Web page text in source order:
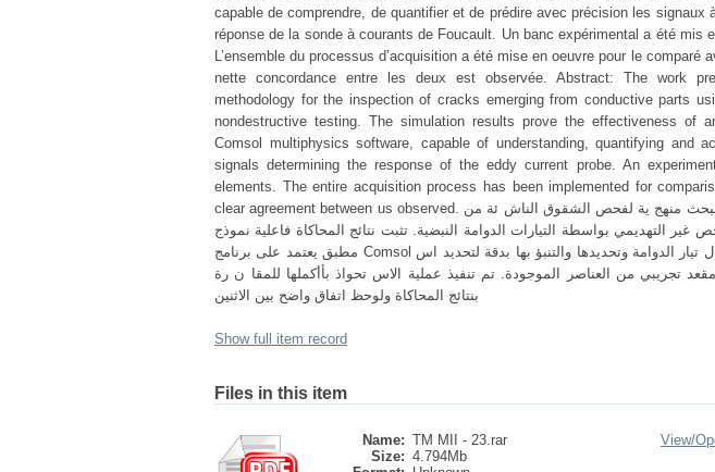
capable de comprendre, de quantifier et de prédire avec précision les signaux
réponse de la sonde à courants de Foucault. Un banc expérimental a été mis
L’ensemble du processus d’acquisition a été mise en oeuvre pour le
nette concordance entre les deux est observée. Abstract: The work
methodology for the inspection of cracks emerging from conductive parts
nondestructive testing. The simulation results prove the effectiveness of
Comsol multiphysics software, capable of understanding, quantifying and
signals determining the response of the eddy current probe. An
elements. The entire acquisition process has been implemented for
clear agreement between us observed. الملخص يتناول العمل المقدم في هذه البحث منهج ية لفحص الشقوق الناش ئة من
غير التهديمي بواسطة التيارات الدوامة النبضية. تثبت نتائج المحاكاة فاعلية نموذج
مطبق يعتمد على برنامج Comsol متعدد الفيزياء ، قادر على فهم اشارات ال تيار الدوامة وتحديدها والتنبؤ بها بدقة لتحديد اس
تجريبي من العناصر الموجودة. تم تنفيذ عملية الاس تحواذ بأأكملها للمقا ن رة
بنتائج المحاكاة ولوحظ اتفاق واضح بين الاثنين
Show full item record
Files in this item
Name: TM MII - 23.rar
Size: 4.794Mb
View/